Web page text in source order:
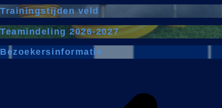
Trainingstijden veld
Teamindeling 2026-2027
Bezoekersinformatie